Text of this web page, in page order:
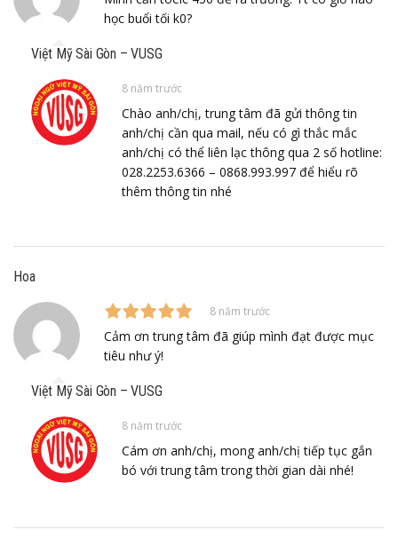
học buổi tối k0?
Việt Mỹ Sài Gòn – VUSG
8 năm trước
Chào anh/chị, trung tâm đã gửi thông tin
anh/chị cần qua mail, nếu có gì thắc mắc
anh/chị có thể liên lạc thông qua 2 số hotline:
028.2253.6366 – 0868.993.997 để hiểu rõ
thêm thông tin nhé
Hoa
8 năm trước
Cảm ơn trung tâm đã giúp mình đạt được mục
tiêu như ý!
Việt Mỹ Sài Gòn – VUSG
8 năm trước
Cám ơn anh/chị, mong anh/chị tiếp tục gắn
bó với trung tâm trong thời gian dài nhé!